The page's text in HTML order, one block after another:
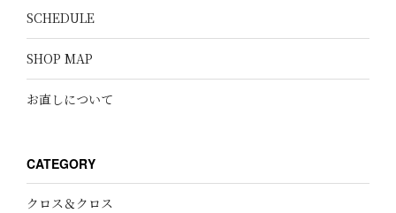
SCHEDULE
SHOP MAP
お直しについて
CATEGORY
クロス＆クロス